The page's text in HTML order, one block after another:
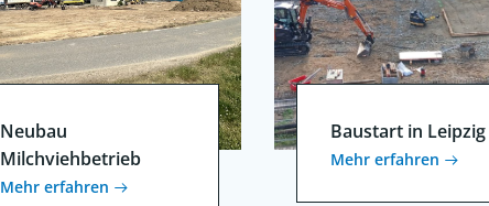
Neubau
Milchviehbetrieb
Mehr erfahren
Baustart in Leipzig
Mehr erfahren